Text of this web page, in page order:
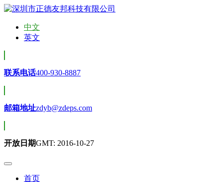
中文
英文
联系电话400-930-8887
邮箱地址zdyb@zdeps.com
开放日期GMT: 2016-10-27
首页